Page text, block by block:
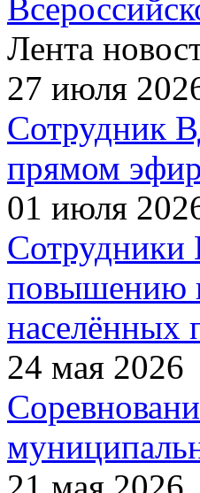
Лента
27 июля
Сотрудник
прямом
01 июля
Сотрудники
повышению
населённых
24 мая 2026